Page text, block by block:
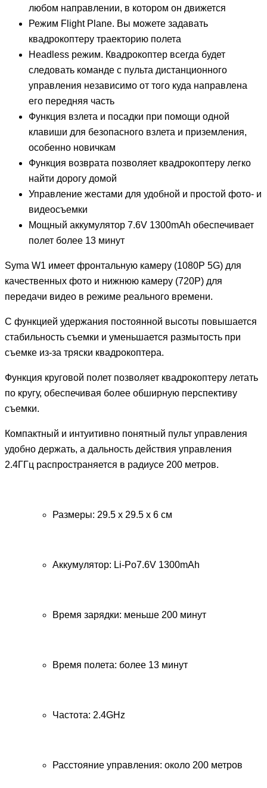
любом направлении, в котором он движется
Режим Flight Plane. Вы можете задавать
квадрокоптеру траекторию полета
Headless режим. Квадрокоптер всегда будет
следовать команде с пульта дистанционного
управления независимо от того куда направлена
его передняя часть
Функция взлета и посадки при помощи одной
клавиши для безопасного взлета и приземления,
особенно новичкам
Функция возврата позволяет квадрокоптеру легко
найти дорогу домой
Управление жестами для удобной и простой фото- и
видеосъемки
Мощный аккумулятор 7.6V 1300mAh обеспечивает
полет более 13 минут
Syma W1 имеет фронтальную камеру (1080Р 5G) для
качественных фото и нижнюю камеру (720P) для
передачи видео в режиме реального времени.
С функцией удержания постоянной высоты повышается
стабильность съемки и уменьшается размытость при
съемке из-за тряски квадрокоптера.
Функция круговой полет позволяет квадрокоптеру летать
по кругу, обеспечивая более обширную перспективу
съемки.
Компактный и интуитивно понятный пульт управления
удобно держать, а дальность действия управления
2.4ГГц распространяется в радиусе 200 метров.
Размеры: 29.5 х 29.5 х 6 см
Аккумулятор: Li-Po7.6V 1300mAh
Время зарядки: меньше 200 минут
Время полета: более 13 минут
Частота: 2.4GHz
Расстояние управления: около 200 метров